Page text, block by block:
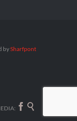
bySharfpont
 